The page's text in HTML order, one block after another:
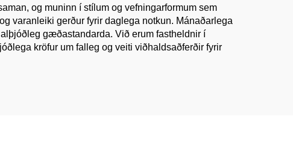
og muninn í stílum og vefningarformum sem
varanleiki gerður fyrir daglega notkun. Mánaðarlega
gæðastandarda. Við erum fastheldnir í
kröfur um falleg og veiti viðhaldsaðferðir fyrir